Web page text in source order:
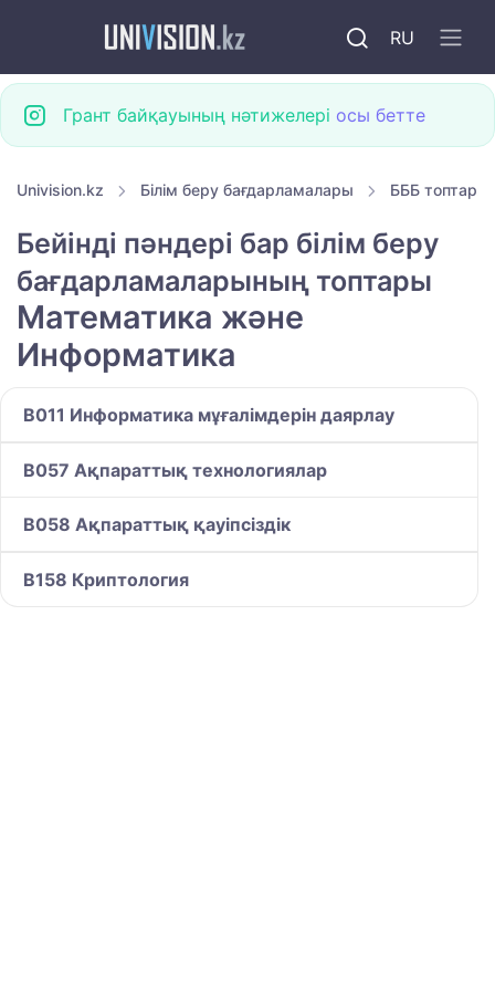
RU
Грант байқауының нәтижелері осы бетте
Univision.kz Білім беру бағдарламалары БББ топтары
Бейінді пәндері бар білім беру
бағдарламаларының топтары
Математика және
Информатика
B011 Информатика мұғалімдерін даярлау
B057 Ақпараттық технологиялар
B058 Ақпараттық қауіпсіздік
B158 Криптология